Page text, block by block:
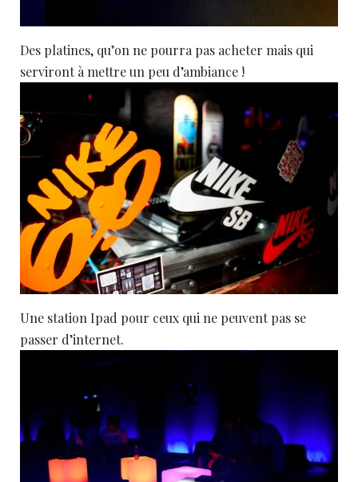
Des platines, qu’on ne pourra pas acheter mais qui
serviront à mettre un peu d’ambiance !
Une station Ipad pour ceux qui ne peuvent pas se
passer d’internet.